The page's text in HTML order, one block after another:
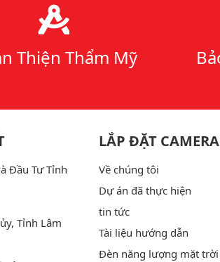
Thiện Thẩm Mỹ
Đầu Tư Tỉnh
Tỉnh Lâm
LẮP ĐẶT
Về chúng tôi
Dự án đã thực hiện
tin tức
Tài liệu hướng dẫn
Đèn năng lượng mặt trời